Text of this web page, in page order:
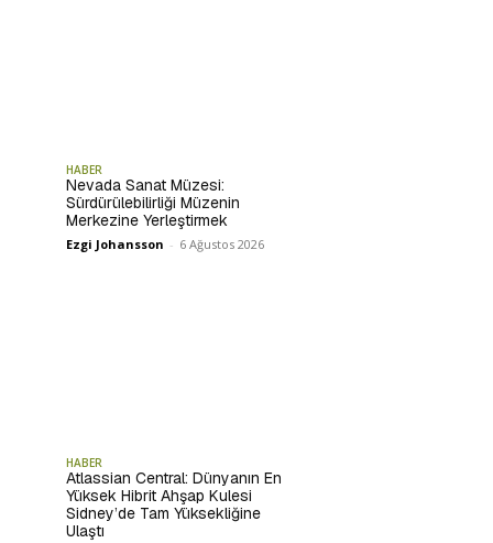
HABER
Nevada Sanat Müzesi:
Sürdürülebilirliği Müzenin
Merkezine Yerleştirmek
Ezgi Johansson - 6 Ağustos 2026
HABER
Atlassian Central: Dünyanın En
Yüksek Hibrit Ahşap Kulesi
Sidney’de Tam Yüksekliğine
Ulaştı